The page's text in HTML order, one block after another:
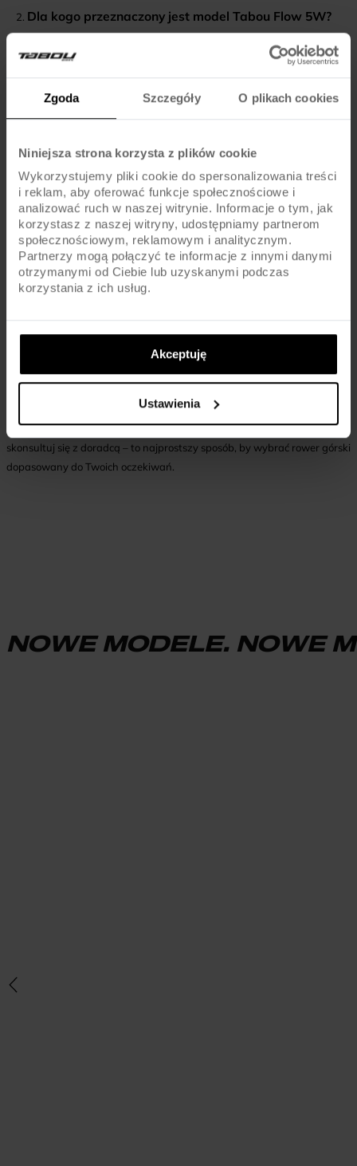
Zgoda Szczegóły O plikach cookies
Niniejsza strona korzysta z plików cookie
Wykorzystujemy pliki cookie do spersonalizowania treści
i reklam, aby oferować funkcje społecznościowe i
analizować ruch w naszej witrynie. Informacje o tym, jak
korzystasz z naszej witryny, udostępniamy partnerom
społecznościowym, reklamowym i analitycznym.
Partnerzy mogą połączyć te informacje z innymi danymi
otrzymanymi od Ciebie lub uzyskanymi podczas
korzystania z ich usług.
Akceptuję
Ustawienia
Dla kogo przeznaczony jest model Tabou Flow 5W?
To wariant zaprojektowany z myślą o kobietach, z ramą
Jak sprawdzić, który rozmiar ramy wybrać?
Najlepiej porównać swój wzrost i przekrok z tabelą rozmiarów
Czy modele różnią się wagą?
Waga może się nieznacznie różnić w zależności od rozmiaru i
wyposażenia, warto sprawdzić specyfikację konkretnego
egzemplarza.
Na co zwrócić uwagę przy wyborze między Flow 5 a
5W?
podczas jazdy oraz dopasowanie ramy do sylwetki.
Jeśli nadal masz wątpliwości, porównaj oba modele na żywo lub
skonsultuj się z doradcą – to najprostszy sposób, by wybrać rower górski
dopasowany do Twoich oczekiwań.
NOWE MODELE. NOWE